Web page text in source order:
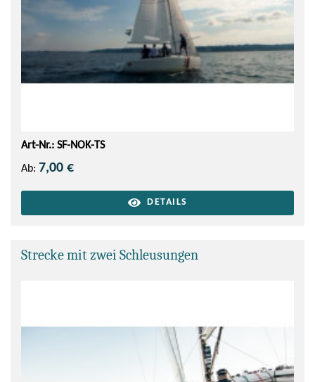
Art-Nr.: SF-NOK-TS
Ab: 7,00 €
DETAILS
Strecke mit zwei Schleusungen